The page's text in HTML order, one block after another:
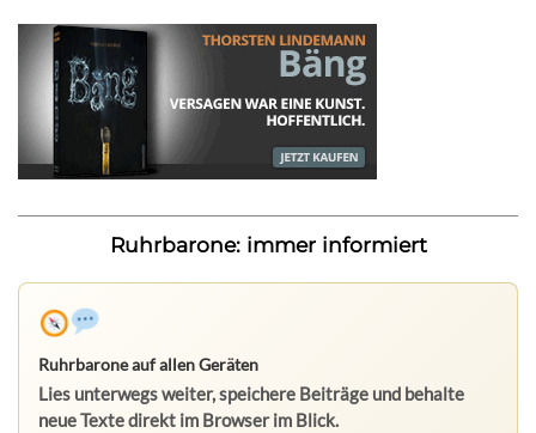
Ruhrbarone: immer informiert
Ruhrbarone auf allen Geräten
Lies unterwegs weiter, speichere Beiträge und behalte
neue Texte direkt im Browser im Blick.